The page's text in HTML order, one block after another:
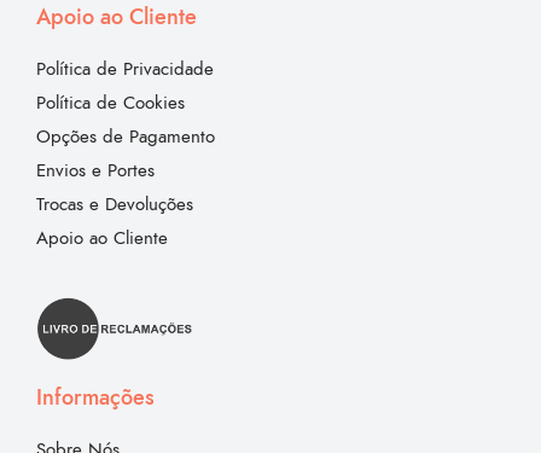
Apoio ao Cliente
Política de Privacidade
Política de Cookies
Opções de Pagamento
Envios e Portes
Trocas e Devoluções
Apoio ao Cliente
Informações